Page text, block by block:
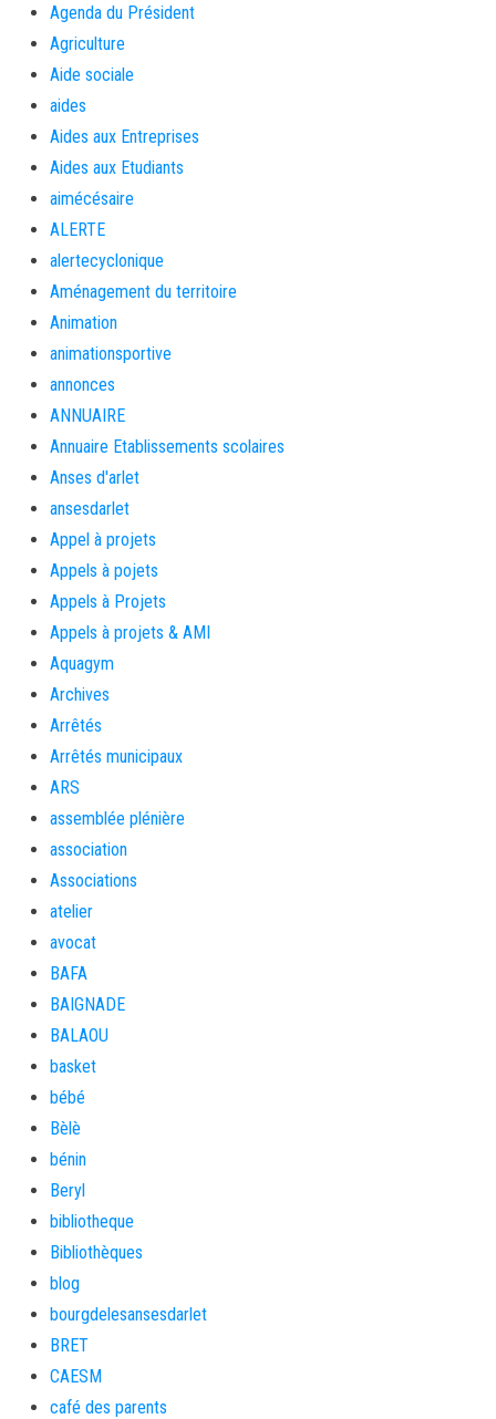
Agenda du Président
Agriculture
Aide sociale
aides
Aides aux Entreprises
Aides aux Etudiants
aimécésaire
ALERTE
alertecyclonique
Aménagement du territoire
Animation
animationsportive
annonces
ANNUAIRE
Annuaire Etablissements scolaires
Anses d'arlet
ansesdarlet
Appel à projets
Appels à pojets
Appels à Projets
Appels à projets & AMI
Aquagym
Archives
Arrêtés
Arrêtés municipaux
ARS
assemblée plénière
association
Associations
atelier
avocat
BAFA
BAIGNADE
BALAOU
basket
bébé
Bèlè
bénin
Beryl
bibliotheque
Bibliothèques
blog
bourgdelesansesdarlet
BRET
CAESM
café des parents